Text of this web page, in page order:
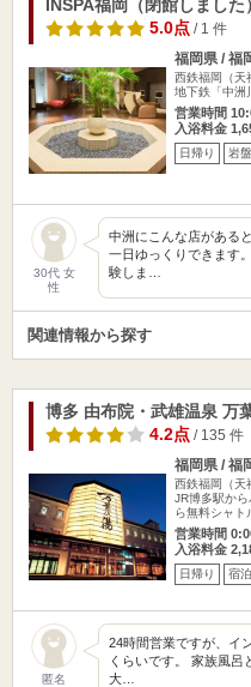
INSPA福岡（閉館しました）
5.0点/ 1 件
福岡県 / 福
西鉄福岡（天
地下鉄「中洲
営業時間
入浴料金
日帰り 岩
30代 女
性
中洲にこんな店がある
一日ゆっくりできます
験しま…
関連情報から探す
博多 由布院・武雄温泉 万
4.2点/ 135 件
福岡県 / 福
西鉄福岡（天
JR博多駅か
ら無料シャト
営業時間
入浴料金
日帰り 宿泊
匿名
24時間営業ですが、イ
くらいです。 家族風呂
大…